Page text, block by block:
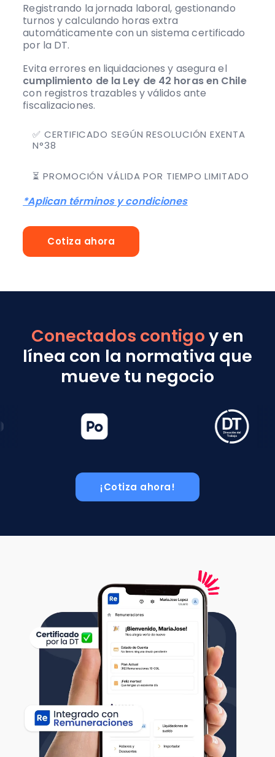
Registrando la jornada laboral, gestionando
turnos y calculando horas extra
automáticamente con un sistema certificado
por la DT.
Evita errores en liquidaciones y asegura el
cumplimiento de la Ley de 42 horas en Chile
con registros trazables y válidos ante
fiscalizaciones.
✅ CERTIFICADO SEGÚN RESOLUCIÓN EXENTA
N°38
⏳ PROMOCIÓN VÁLIDA POR TIEMPO LIMITADO
*Aplican términos y condiciones
Cotiza ahora
Conectados contigoy en
línea con la normativa que
mueve tu negocio
¡Cotiza ahora!